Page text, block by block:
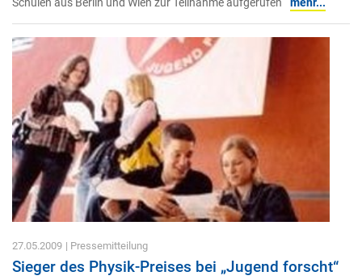
Schulen aus Berlin und Wien zur Teilnahme aufgerufen mehr...
27.05.2009 | Pressemitteilung
Sieger des Physik-Preises bei „Jugend forscht“